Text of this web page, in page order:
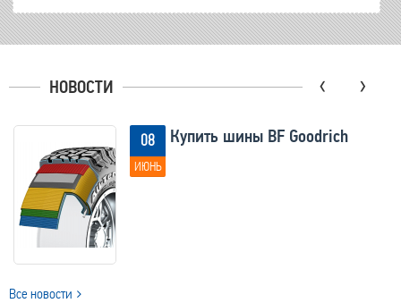
НОВОСТИ
08
ИЮНЬ
Купить шины BF Goodrich
‹ ›
Все новости